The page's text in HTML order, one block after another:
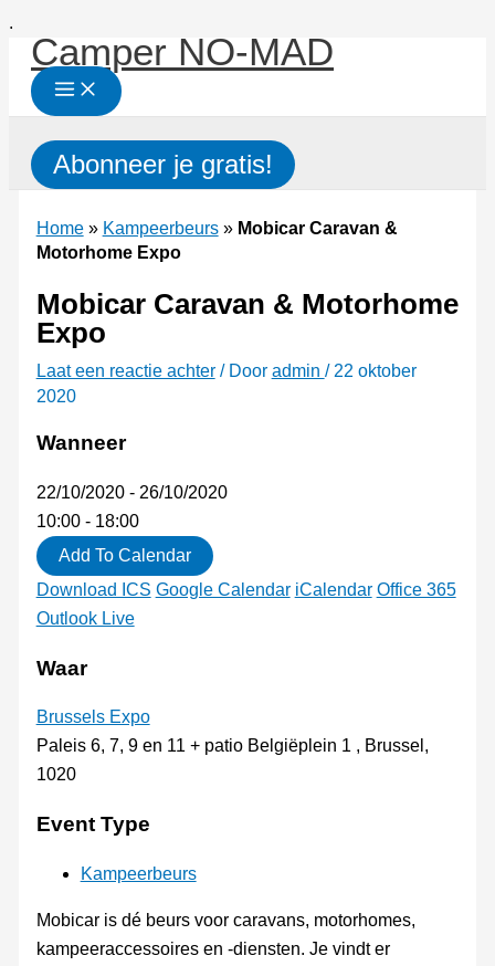
.
naar
inhoud
Camper NO-MAD
Abonneer je gratis!
Home» Kampeerbeurs» Mobicar Caravan &
Motorhome Expo
Mobicar Caravan & Motorhome
Expo
Laat een reactie achter / Door admin / 22 oktober
2020
Wanneer
22/10/2020 - 26/10/2020
10:00 - 18:00
Add To Calendar
Download ICS Google Calendar iCalendar Office 365
Outlook Live
Waar
Brussels Expo
Paleis 6, 7, 9 en 11 + patio Belgiëplein 1 , Brussel,
1020
Event Type
Kampeerbeurs
Mobicar is dé beurs voor caravans, motorhomes,
kampeeraccessoires en -diensten. Je vindt er